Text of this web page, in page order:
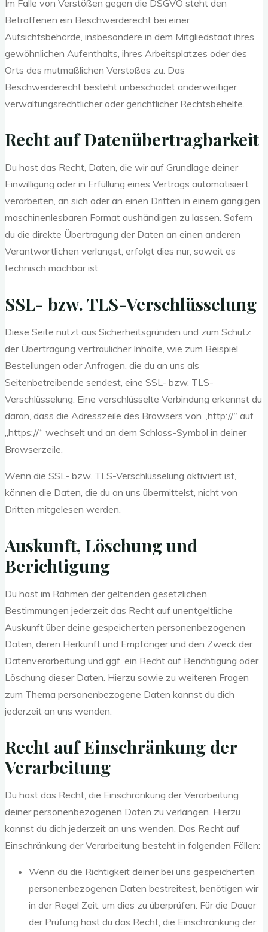
Im Falle von Verstößen gegen die DSGVO steht den
Betroffenen ein Beschwerderecht bei einer
Aufsichtsbehörde, insbesondere in dem Mitgliedstaat ihres
gewöhnlichen Aufenthalts, ihres Arbeitsplatzes oder des
Orts des mutmaßlichen Verstoßes zu. Das
Beschwerderecht besteht unbeschadet anderweitiger
verwaltungsrechtlicher oder gerichtlicher Rechtsbehelfe.
Recht auf Daten­übertrag­barkeit
Du hast das Recht, Daten, die wir auf Grundlage deiner
Einwilligung oder in Erfüllung eines Vertrags automatisiert
verarbeiten, an sich oder an einen Dritten in einem gängigen,
maschinenlesbaren Format aushändigen zu lassen. Sofern
du die direkte Übertragung der Daten an einen anderen
Verantwortlichen verlangst, erfolgt dies nur, soweit es
technisch machbar ist.
SSL- bzw. TLS-Verschlüsselung
Diese Seite nutzt aus Sicherheitsgründen und zum Schutz
der Übertragung vertraulicher Inhalte, wie zum Beispiel
Bestellungen oder Anfragen, die du an uns als
Seitenbetreibende sendest, eine SSL- bzw. TLS-
Verschlüsselung. Eine verschlüsselte Verbindung erkennst du
daran, dass die Adresszeile des Browsers von „http://“ auf
„https://“ wechselt und an dem Schloss-Symbol in deiner
Browserzeile.
Wenn die SSL- bzw. TLS-Verschlüsselung aktiviert ist,
können die Daten, die du an uns übermittelst, nicht von
Dritten mitgelesen werden.
Auskunft, Löschung und
Berichtigung
Du hast im Rahmen der geltenden gesetzlichen
Bestimmungen jederzeit das Recht auf unentgeltliche
Auskunft über deine gespeicherten personenbezogenen
Daten, deren Herkunft und Empfänger und den Zweck der
Datenverarbeitung und ggf. ein Recht auf Berichtigung oder
Löschung dieser Daten. Hierzu sowie zu weiteren Fragen
zum Thema personenbezogene Daten kannst du dich
jederzeit an uns wenden.
Recht auf Einschränkung der
Verarbeitung
Du hast das Recht, die Einschränkung der Verarbeitung
deiner personenbezogenen Daten zu verlangen. Hierzu
kannst du dich jederzeit an uns wenden. Das Recht auf
Einschränkung der Verarbeitung besteht in folgenden Fällen:
Wenn du die Richtigkeit deiner bei uns gespeicherten
personenbezogenen Daten bestreitest, benötigen wir
in der Regel Zeit, um dies zu überprüfen. Für die Dauer
der Prüfung hast du das Recht, die Einschränkung der